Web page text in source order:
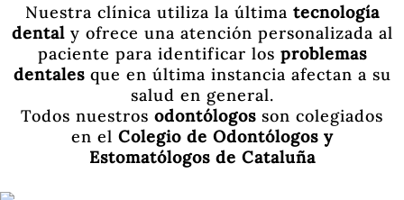
Nuestra clínica utiliza la última tecnología
dentaly ofrece una atención personalizada al
paciente para identificar los problemas
dentalesque en última instancia afectan a su
salud en general.
Todos nuestros odontólogos son colegiados
en el Colegio de Odontólogos y
Estomatólogos de Cataluña